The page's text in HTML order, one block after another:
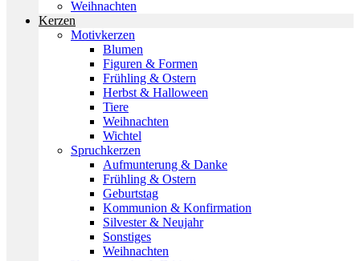
Weihnachten
Kerzen
Motivkerzen
Blumen
Figuren & Formen
Frühling & Ostern
Herbst & Halloween
Tiere
Weihnachten
Wichtel
Spruchkerzen
Aufmunterung & Danke
Frühling & Ostern
Geburtstag
Kommunion & Konfirmation
Silvester & Neujahr
Sonstiges
Weihnachten